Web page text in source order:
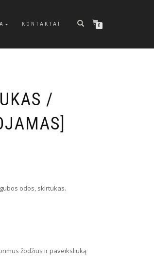
KONTAKTAI 0
/
odos, skirtukas.
žodžius ir paveiksliuką